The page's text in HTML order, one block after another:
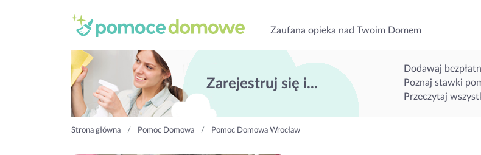
Zaufana opieka nad Twoim Domem
Zarejestruj się i...
Dodawaj
Poznaj stawki
Przeczytaj
Strona główna Pomoc Domowa Pomoc Domowa Wrocław